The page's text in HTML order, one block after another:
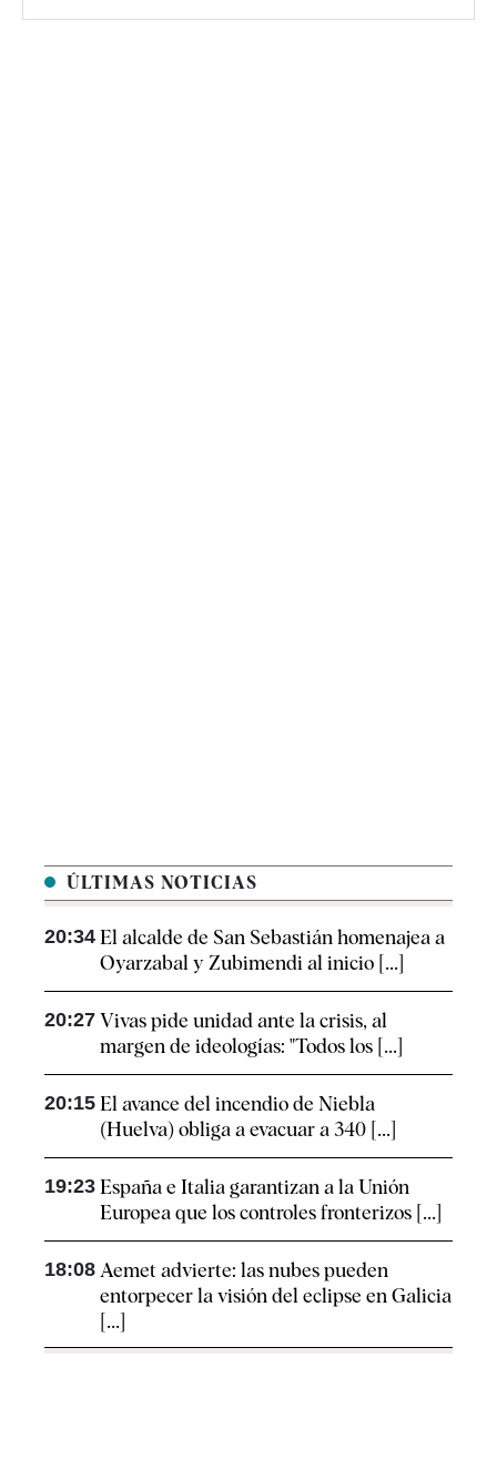
ÚLTIMAS NOTICIAS
20:34 El alcalde de San Sebastián homenajea a
Oyarzabal y Zubimendi al inicio [...]
20:27 Vivas pide unidad ante la crisis, al
margen de ideologías: "Todos los [...]
20:15 El avance del incendio de Niebla
(Huelva) obliga a evacuar a 340 [...]
19:23 España e Italia garantizan a la Unión
Europea que los controles fronterizos [...]
18:08 Aemet advierte: las nubes pueden
entorpecer la visión del eclipse en Galicia
[...]